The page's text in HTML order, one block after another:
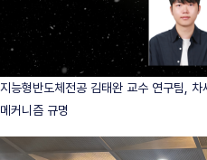
지능형반도체전공 김태완 교수 연구팀,
메커니즘 규명